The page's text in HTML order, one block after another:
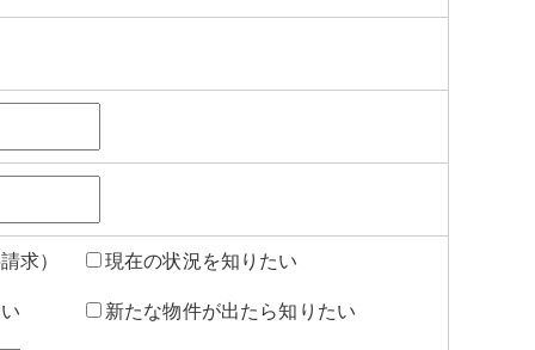
求） 現在の状況を知りたい
新たな物件が出たら知りたい